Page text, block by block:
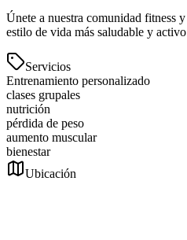
Únete a nuestra comunidad fitness
estilo de vida más saludable y
Servicios
Entrenamiento personalizado
clases grupales
nutrición
pérdida de peso
aumento muscular
bienestar
Ubicación